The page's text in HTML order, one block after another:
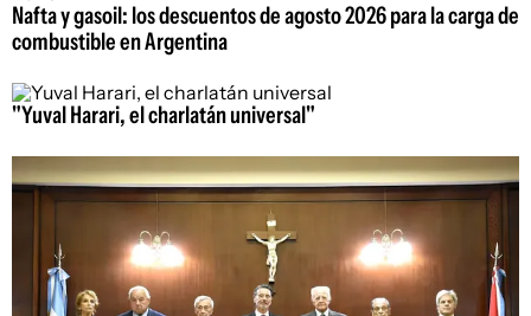
Nafta y gasoil: los descuentos de agosto 2026 para la carga de
combustible en Argentina
"Yuval Harari, el charlatán universal"